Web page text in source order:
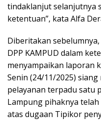
tindaklanjut selanjutnya
ketentuan”, kata Alfa
Diberitakan
DPP KAMPUD dalam
menyampaikan laporan
Senin (24/11/2025)
pelayanan terpadu satu
Lampung pihaknya
atas dugaan Tipikor